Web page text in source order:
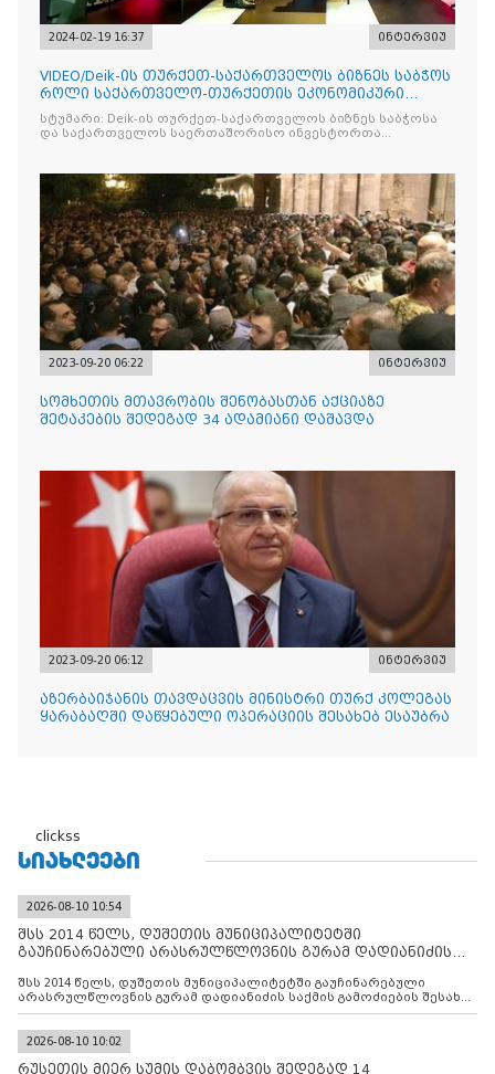
2024-02-19 16:37 ინტერვიუ
VIDEO/Deik-ის თურქეთ-საქართველოს ბიზნეს საბჭოს
როლი საქართველო-თურქეთის ეკონომიკური
ურთიერთობების გა
სტუმარი: Deik-ის თურქეთ-საქართველოს ბიზნეს საბჭოსა
და საქართველოს საერთაშორისო ინვესტორთა
2023-09-20 06:22 ინტერვიუ
სომხეთის მთავრობის შენობასთან აქციაზე
შეტაკების შედეგად 34 ადამიანი დაშავდა
2023-09-20 06:12 ინტერვიუ
აზერბაიჯანის თავდაცვის მინისტრი თურქ კოლეგას
ყარაბაღში დაწყებული ოპერაციის შესახებ ესაუბრა
clickss
ᲡᲘᲐᲮᲚᲔᲔᲑᲘ
2026-08-10 10:54
შსს 2014 წელს, დუშეთის მუნიციპალიტეტში
გაუჩინარებული არასრულწლოვნის გურამ დადიანიძის
შსს 2014 წელს, დუშეთის მუნიციპალიტეტში გაუჩინარებული
არასრულწლოვნის გურამ დადიანიძის საქმის გამოძიების შესახებ
ინფორმაციას ავრცელებს
2026-08-10 10:02
რუსეთის მიერ სუმის დაბომბვის შედეგად 14